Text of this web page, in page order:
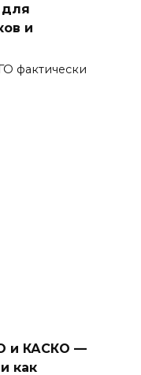
для
и
фактически
и КАСКО —
как